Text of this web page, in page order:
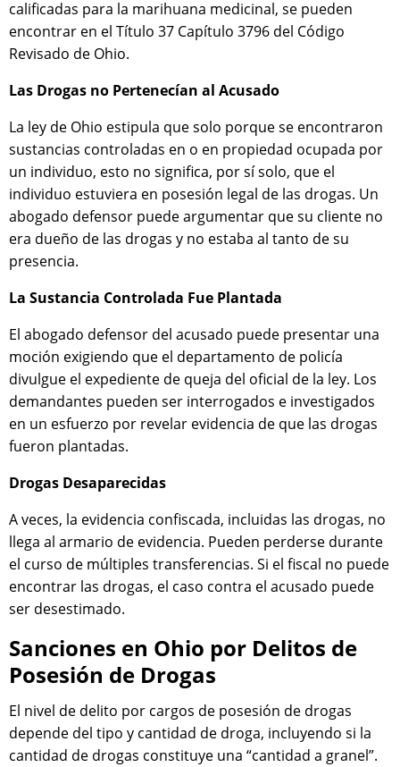
calificadas para la marihuana medicinal, se pueden
encontrar en el Título 37 Capítulo 3796 del Código
Revisado de Ohio.
Las Drogas no Pertenecían al Acusado
La ley de Ohio estipula que solo porque se encontraron
sustancias controladas en o en propiedad ocupada por
un individuo, esto no significa, por sí solo, que el
individuo estuviera en posesión legal de las drogas. Un
abogado defensor puede argumentar que su cliente no
era dueño de las drogas y no estaba al tanto de su
presencia.
La Sustancia Controlada Fue Plantada
El abogado defensor del acusado puede presentar una
moción exigiendo que el departamento de policía
divulgue el expediente de queja del oficial de la ley. Los
demandantes pueden ser interrogados e investigados
en un esfuerzo por revelar evidencia de que las drogas
fueron plantadas.
Drogas Desaparecidas
A veces, la evidencia confiscada, incluidas las drogas, no
llega al armario de evidencia. Pueden perderse durante
el curso de múltiples transferencias. Si el fiscal no puede
encontrar las drogas, el caso contra el acusado puede
ser desestimado.
Sanciones en Ohio por Delitos de
Posesión de Drogas
El nivel de delito por cargos de posesión de drogas
depende del tipo y cantidad de droga, incluyendo si la
cantidad de drogas constituye una “cantidad a granel”.